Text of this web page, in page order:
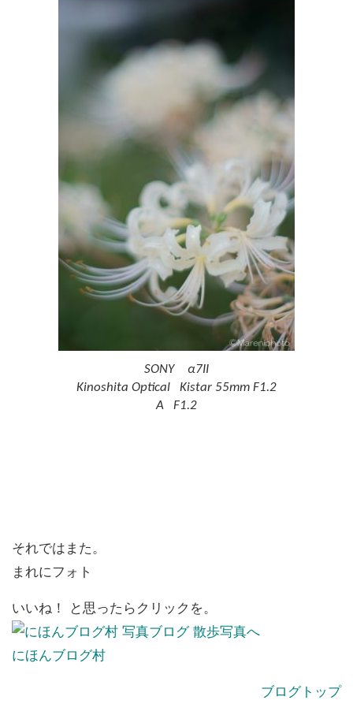
SONY α7II
Kinoshita Optical Kistar 55mm F1.2
A F1.2
それではまた。
まれにフォト
いいね！ と思ったらクリックを。
にほんブログ村
ブログトップ